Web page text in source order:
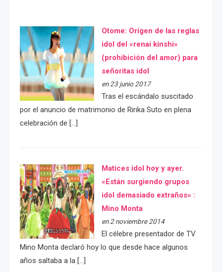
Otome: Orígen de las reglas
idol del «renai kinshi»
(prohibición del amor) para
señoritas idol
en 23 junio 2017
Tras el escándalo suscitado
por el anuncio de matrimonio de Ririka Suto en plena
celebración de […]
Matices idol hoy y ayer.
«Están surgiendo grupos
idol demasiado extraños» :
Mino Monta
en 2 noviembre 2014
El célebre presentador de TV
Mino Monta declaró hoy lo que desde hace algunos
años saltaba a la […]